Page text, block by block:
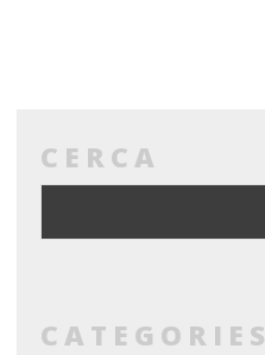
CERCA
CATEGORIES